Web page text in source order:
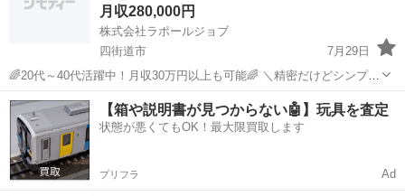
月収280,000円
株式会社ラポールジョブ
四街道市
7月29日
🌈20代～40代活躍中！月収30万円以上も可能🌈 ＼精密だけどシンプル
作業！コツコツ派におすすめ✨／ 🛠お仕事内容 半導体を専用の機械で
加工するお仕事です！ ・装置へのセット・取り出し ・自動加工（切
削...
千葉 四街道市 機械 未経験
【箱や説明書が見つからない🤖】玩具を査定
状態が悪くてもOK！最大限買取します
プリフラ Ad